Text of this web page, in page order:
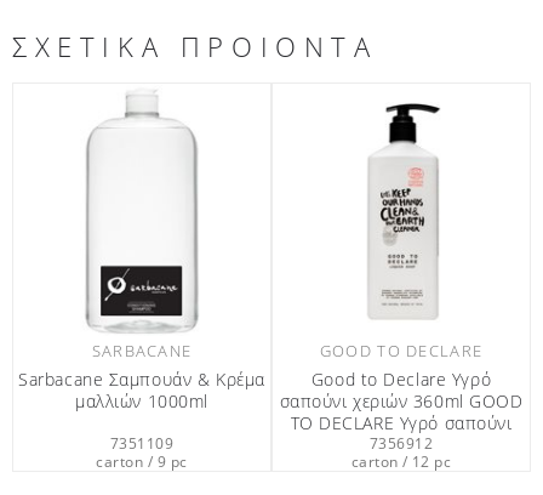
ΣΧΕΤΙΚΑ ΠΡΟΙΟΝΤΑ
GOOD TO DECLARE
Good to Declare Υγρό
σαπούνι χεριών 360ml GOOD
χεριών 360ml
7356912
carton / 12 pc
SARBACANE
Sarbacane Κρέμα Σώματος
360ml
7357512
carton / 12 pc